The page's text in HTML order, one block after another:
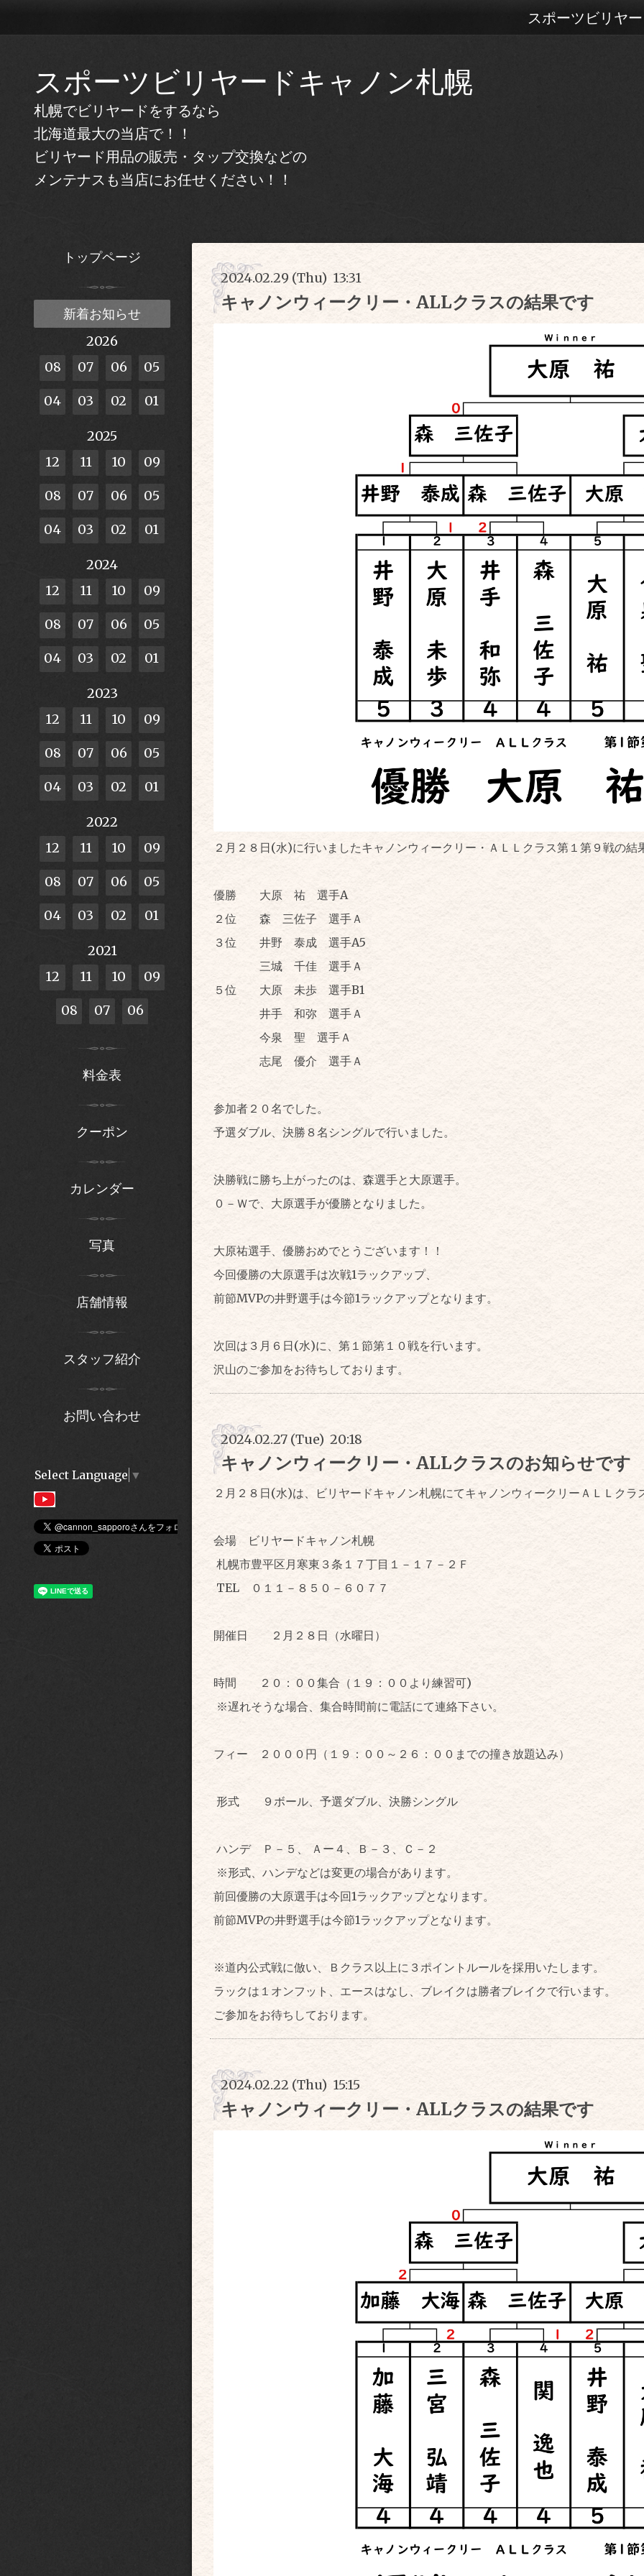
スポーツビリヤ
スポーツビリヤードキャノン札幌
札幌でビリヤードをするなら
北海道最大の当店で！！
ビリヤード用品の販売・タップ交換などの
メンテナスも当店にお任せください！！
2024.02.29 (Thu) 13:31
キャノンウィークリー・ALLクラスの結果です
２月２８日(水)に行いましたキャノンウィークリー・ＡＬＬクラス第１第９戦の結
優勝 大原 祐 選手A
２位 森 三佐子 選手Ａ
３位 井野 泰成 選手A5
三城 千佳 選手Ａ
５位 大原 未歩 選手B1
井手 和弥 選手Ａ
今泉 聖 選手Ａ
志尾 優介 選手Ａ
参加者２０名でした。
予選ダブル、決勝８名シングルで行いました。
決勝戦に勝ち上がったのは、森選手と大原選手。
０－Ｗで、大原選手が優勝となりました。
大原祐選手、優勝おめでとうございます！！
今回優勝の大原選手は次戦1ラックアップ、
前節MVPの井野選手は今節1ラックアップとなります。
次回は３月６日(水)に、第１節第１０戦を行います。
沢山のご参加をお待ちしております。
2024.02.27 (Tue) 20:18
キャノンウィークリー・ALLクラスのお知らせです
２月２８日(水)は、ビリヤードキャノン札幌にてキャノンウィークリーＡＬＬクラ
会場 ビリヤードキャノン札幌
札幌市豊平区月寒東３条１７丁目１－１７－２Ｆ
TEL ０１１－８５０－６０７７
開催日 ２月２８日（水曜日）
時間 ２０：００集合（１９：００より練習可)
※遅れそうな場合、集合時間前に電話にて連絡下さい。
フィー ２０００円（１９：００～２６：００までの撞き放題込み）
形式 ９ボール、予選ダブル、決勝シングル
ハンデ Ｐ－５、 Ａー４、Ｂ－３、Ｃ－２
※形式、ハンデなどは変更の場合があります。
前回優勝の大原選手は今回1ラックアップとなります。
前節MVPの井野選手は今節1ラックアップとなります。
※道内公式戦に倣い、Ｂクラス以上に３ポイントルールを採用いたします。
ラックは１オンフット、エースはなし、ブレイクは勝者ブレイクで行います。
ご参加をお待ちしております。
2024.02.22 (Thu) 15:15
キャノンウィークリー・ALLクラスの結果です
トップページ
新着お知らせ
2026
08
07 06 05
04 03 02 01
2025
12
11 10 09
08 07 06 05
04 03 02 01
2024
12
11 10 09
08 07 06 05
04 03 02 01
2023
12
11 10 09
08 07 06 05
04 03 02 01
2022
12
11 10 09
08 07 06 05
04 03 02 01
2021
12
11 10 09
08 07 06
料金表
クーポン
カレンダー
写真
店舗情報
スタッフ紹介
お問い合わせ
Select Language ▼